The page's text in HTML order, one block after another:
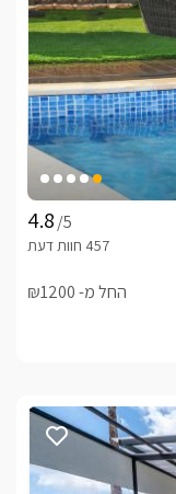
/5
החל מ- ₪1200